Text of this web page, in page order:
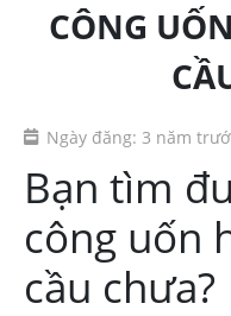
CÔNG
Ngày đăng: 3 năm
Bạn tìm
công uốn
cầu chưa?